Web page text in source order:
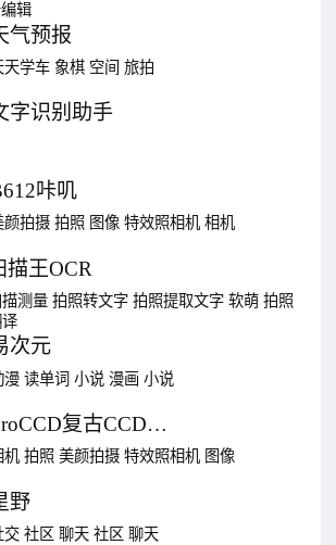
辑
气预报
天学车 象棋 空间 旅拍
字识别助手
咔叽
颜拍摄 拍照 图像 特效照相机 相机
描王OCR
测量 拍照转文字 拍照提取文字 软萌 拍照
次元
漫 读单词 小说 漫画 小说
复古CCD相
机 拍照 美颜拍摄 特效照相机 图像
野
交 社区 聊天 社区 聊天